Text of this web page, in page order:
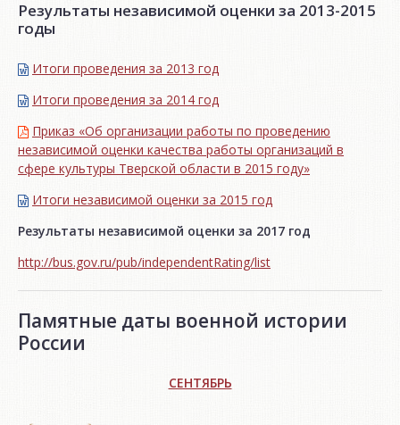
Результаты независимой оценки за 2013-2015
годы
Итоги проведения за 2013 год
Итоги проведения за 2014 год
Приказ «Об организации работы по проведению
независимой оценки качества работы организаций в
сфере культуры Тверской области в 2015 году»
Итоги независимой oценки за 2015 год
Результаты независимой оценки за 2017 год
http://bus.gov.ru/pub/independentRating/list
Памятные даты военной истории
России
СЕНТЯБРЬ